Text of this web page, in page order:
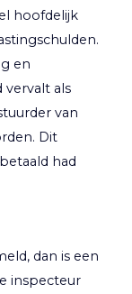
hoofdelijk
en
vervalt als
van
Dit
had
dan is een
inspecteur